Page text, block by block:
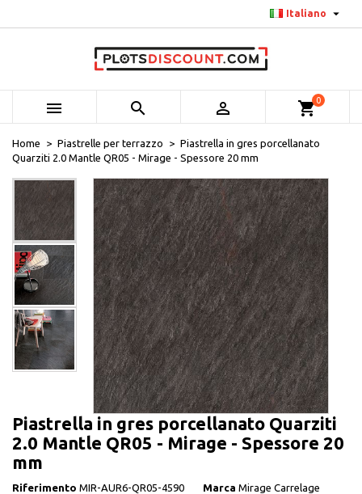
Italiano 
   shopping_cart0
Home Piastrelle per terrazzo
Piastrella in gres porcellanato
Quarziti 2.0 Mantle QR05 - Mirage - Spessore 20 mm
Piastrella in gres porcellanato Quarziti
2.0 Mantle QR05 - Mirage - Spessore 20
mm
Riferimento MIR-AUR6-QR05-4590 Marca Mirage Carrelage